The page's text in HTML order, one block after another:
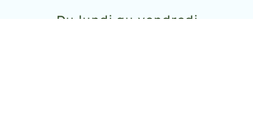
Du lundi au vendredi